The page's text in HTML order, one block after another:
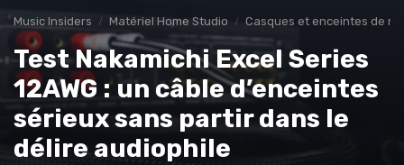
Music Insiders Matériel Home Studio Casques et enceintes de
Test Nakamichi Excel Series
12AWG : un câble d’enceintes
sérieux sans partir dans le
délire audiophile